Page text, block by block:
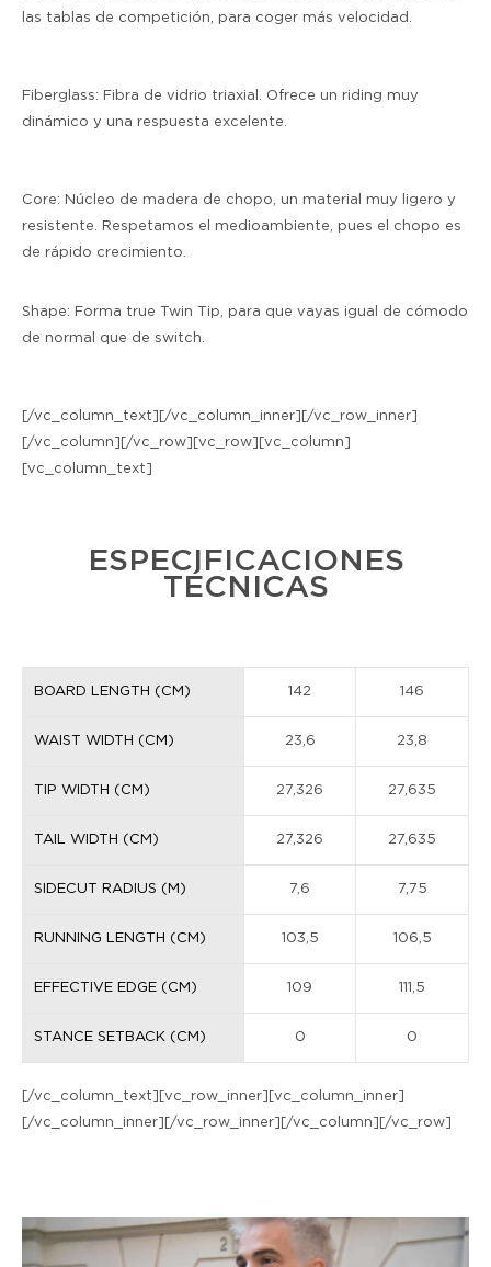
las tablas de competición, para coger más velocidad.
Fiberglass: Fibra de vidrio triaxial. Ofrece un riding muy
dinámico y una respuesta excelente.
Core: Núcleo de madera de chopo, un material muy ligero y
resistente. Respetamos el medioambiente, pues el chopo es
de rápido crecimiento.
Shape: Forma true Twin Tip, para que vayas igual de cómodo
de normal que de switch.
[/vc_column_text][/vc_column_inner][/vc_row_inner]
[/vc_column][/vc_row][vc_row][vc_column]
[vc_column_text]
ESPECIFICACIONES
TÉCNICAS
BOARD LENGTH (CM) 142 146
WAIST WIDTH (CM) 23,6 23,8
TIP WIDTH (CM) 27,326 27,635
TAIL WIDTH (CM) 27,326 27,635
SIDECUT RADIUS (M) 7,6 7,75
RUNNING LENGTH (CM) 103,5 106,5
EFFECTIVE EDGE (CM) 109 111,5
STANCE SETBACK (CM) 0 0
[/vc_column_text][vc_row_inner][vc_column_inner]
[/vc_column_inner][/vc_row_inner][/vc_column][/vc_row]